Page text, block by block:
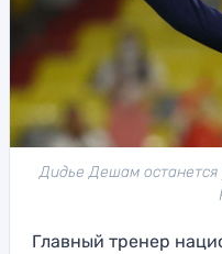
Дидье Дешам
Главный тренер